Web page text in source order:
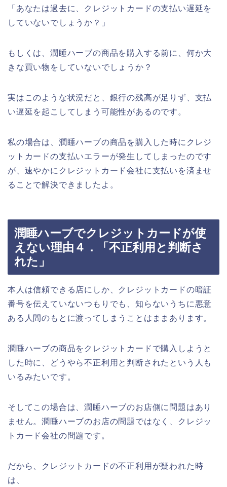
「あなたは過去に、クレジットカードの支払い遅延を
していないでしょうか？」
もしくは、潤睡ハーブの商品を購入する前に、何か大
きな買い物をしていないでしょうか？
実はこのような状況だと、銀行の残高が足りず、支払
い遅延を起こしてしまう可能性があるのです。
私の場合は、潤睡ハーブの商品を購入した時にクレジ
ットカードの支払いエラーが発生してしまったのです
が、速やかにクレジットカード会社に支払いを済ませ
ることで解決できましたよ。
潤睡ハーブでクレジットカードが使
えない理由４．「不正利用と判断さ
れた」
本人は信頼できる店にしか、クレジットカードの暗証
番号を伝えていないつもりでも、知らないうちに悪意
ある人間のもとに渡ってしまうことはままあります。
潤睡ハーブの商品をクレジットカードで購入しようと
した時に、どうやら不正利用と判断されたという人も
いるみたいです。
そしてこの場合は、潤睡ハーブのお店側に問題はあり
ません。潤睡ハーブのお店の問題ではなく、クレジッ
トカード会社の問題です。
だから、クレジットカードの不正利用が疑われた時
は、